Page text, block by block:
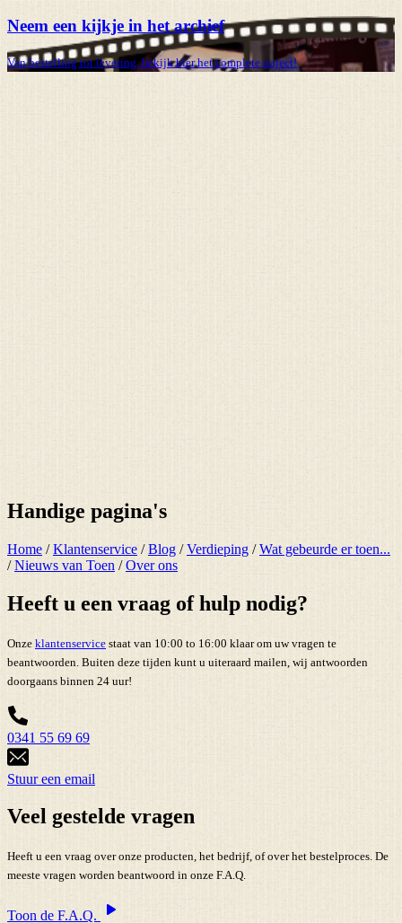
Neem een kijkje in het archief
Van bestelling tot levering, bekijk hier het complete traject!
Handige pagina's
Home /Klantenservice /Blog /Verdieping /Wat gebeurde er toen...
/Nieuws van Toen /Over ons
Heeft u een vraag of hulp nodig?
Onze klantenservice staat van 10:00 to 16:00 klaar om uw vragen te
beantwoorden. Buiten deze tijden kunt u uiteraard mailen, wij antwoorden
doorgaans binnen 24 uur!
0341 55 69 69
Stuur een email
Veel gestelde vragen
Heeft u een vraag over onze producten, het bedrijf, of over het bestelproces. De
meeste vragen worden beantwoord in onze F.A.Q.
Toon de F.A.Q.